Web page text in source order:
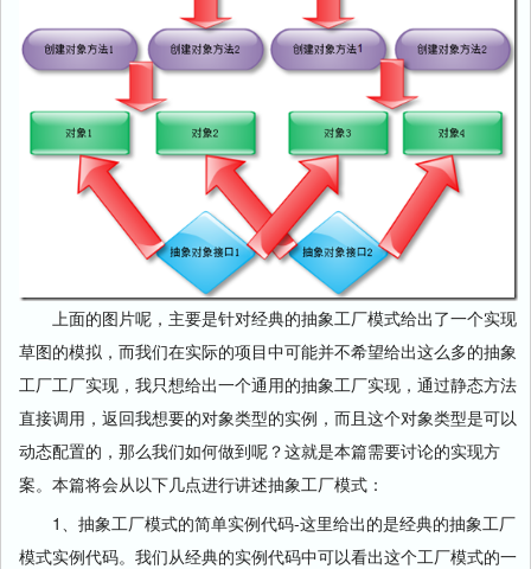
上面的图片呢，主要是针对经典的抽象工厂模式给出了一个实现
草图的模拟，而我们在实际的项目中可能并不希望给出这么多的抽象
工厂工厂实现，我只想给出一个通用的抽象工厂实现，通过静态方法
直接调用，返回我想要的对象类型的实例，而且这个对象类型是可以
动态配置的，那么我们如何做到呢？这就是本篇需要讨论的实现方
案。本篇将会从以下几点进行讲述抽象工厂模式：
1、抽象工厂模式的简单实例代码-这里给出的是经典的抽象工厂
模式实例代码。我们从经典的实例代码中可以看出这个工厂模式的一